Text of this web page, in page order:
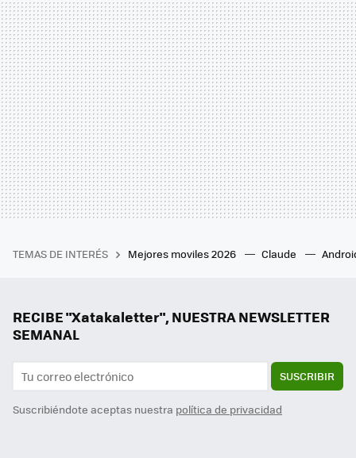
TEMAS DE INTERÉS Mejores moviles 2026 Claude
RECIBE "Xatakaletter", NUESTRA NEWSLETTER
SEMANAL
SUSCRIBIR
Suscribiéndote aceptas nuestra política de privacidad